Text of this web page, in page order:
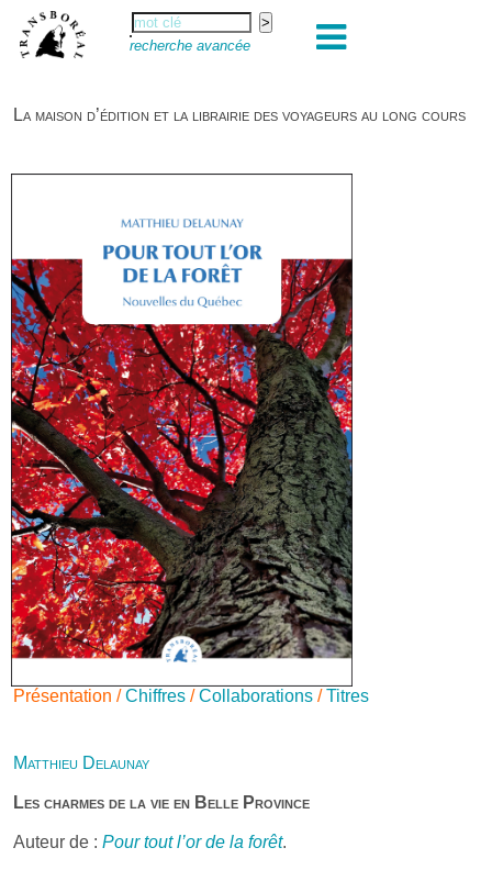
recherche avancée
La maison d’édition et la librairie des voyageurs au long cours
Présentation /Chiffres /Collaborations /Titres
Matthieu Delaunay
Les charmes de la vie en Belle Province
Auteur de : Pour tout l’or de la forêt.